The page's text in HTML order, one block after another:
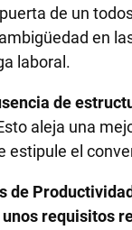
de un
en
laboral.
de
aleja una
estipule el
de
requisitos